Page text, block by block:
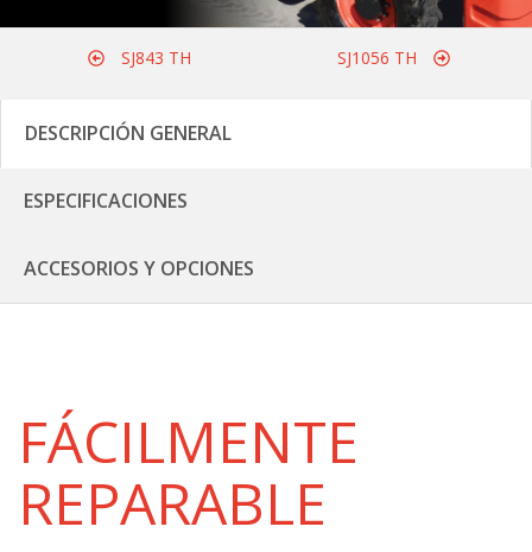
SJ843 TH
DESCRIPCIÓN GENERAL
ESPECIFICACIONES
ACCESORIOS Y OPCIONES
SJ1056 TH
FÁCILMENTE
REPARABLE